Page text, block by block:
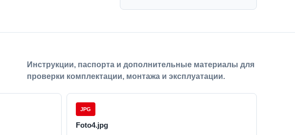
Инструкции, паспорта и дополнительные материалы для
проверки комплектации, монтажа и эксплуатации.
JPG
Foto4.jpg